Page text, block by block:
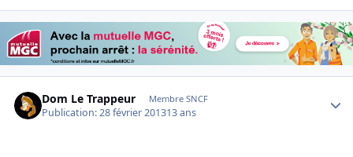
Dom Le Trappeur Membre SNCF
Publication:28 février 201313 ans